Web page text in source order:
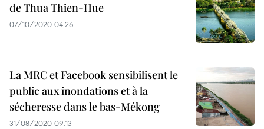
de Thua Thien-Hue
07/10/2020 04:26
La MRC et Facebook sensibilisent le
public aux inondations et à la
sécheresse dans le bas-Mékong
31/08/2020 09:13